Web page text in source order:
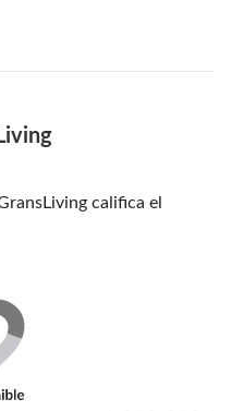
califica el